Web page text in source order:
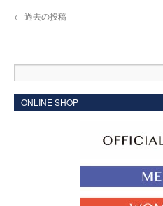
← 過去の投稿
ONLINE SHOP